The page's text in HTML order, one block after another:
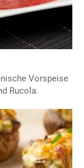
Vorspeise
Rucola.